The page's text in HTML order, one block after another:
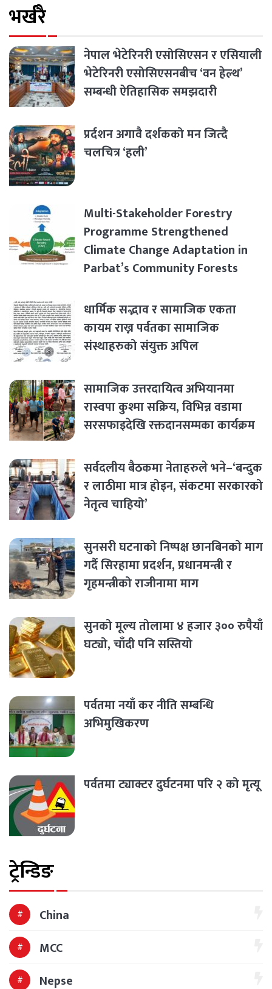
भर्खरै
नेपाल भेटेरिनरी एसोसिएसन र एसियाली
भेटेरिनरी एसोसिएसनबीच ‘वन हेल्थ’
सम्बन्धी ऐतिहासिक समझदारी
प्रर्दशन अगावै दर्शकको मन जित्दै
चलचित्र ‘हली’
Multi-Stakeholder Forestry
Programme Strengthened
Climate Change Adaptation in
Parbat’s Community Forests
धार्मिक सद्भाव र सामाजिक एकता
कायम राख्न पर्वतका सामाजिक
संस्थाहरुको संयुक्त अपिल
सामाजिक उत्तरदायित्व अभियानमा
रास्वपा कुश्मा सक्रिय, विभिन्न वडामा
सरसफाइदेखि रक्तदानसम्मका कार्यक्रम
सर्वदलीय बैठकमा नेताहरुले भने–‘बन्दुक
र लाठीमा मात्र होइन, संकटमा सरकारको
नेतृत्व चाहियो’
सुनसरी घटनाको निष्पक्ष छानबिनको माग
गर्दै सिरहामा प्रदर्शन, प्रधानमन्त्री र
गृहमन्त्रीको राजीनामा माग
सुनको मूल्य तोलामा ४ हजार ३०० रुपैयाँ
घट्यो, चाँदी पनि सस्तियो
पर्वतमा नयाँ कर नीति सम्बन्धि
अभिमुखिकरण
पर्वतमा ट्याक्टर दुर्घटनमा परि २ को मृत्यू
ट्रेन्डिङ
China
MCC
Nepse